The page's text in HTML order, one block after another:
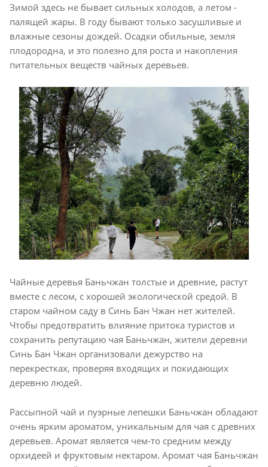
Зимой здесь не бывает сильных холодов, а летом -
палящей жары. В году бывают только засушливые и
влажные сезоны дождей. Осадки обильные, земля
плодородна, и это полезно для роста и накопления
питательных веществ чайных деревьев.
Чайные деревья Баньчжан толстые и древние, растут
вместе с лесом, с хорошей экологической средой. В
старом чайном саду в Синь Бан Чжан нет жителей.
Чтобы предотвратить влияние притока туристов и
сохранить репутацию чая Баньчжан, жители деревни
Синь Бан Чжан организовали дежурство на
перекрестках, проверяя входящих и покидающих
деревню людей.
Рассыпной чай и пуэрные лепешки Баньчжан обладают
очень ярким ароматом, уникальным для чая с древних
деревьев. Аромат является чем-то средним между
орхидеей и фруктовым нектаром. Аромат чая Баньчжан